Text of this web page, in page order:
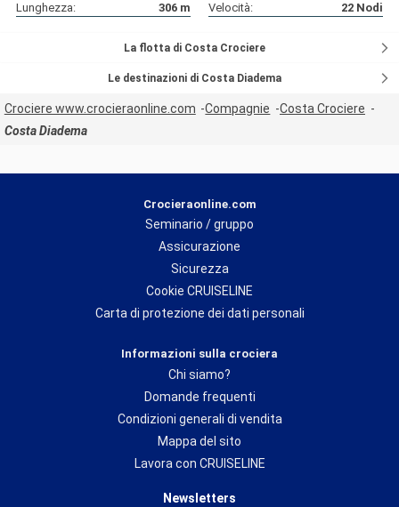
Lunghezza:
306 m Velocità: 22 Nodi
La flotta di Costa Crociere
Le destinazioni di Costa Diadema
Crociere www.crocieraonline.com Compagnie
Costa Crociere
Costa Diadema
Crocieraonline.com
Seminario / gruppo
Assicurazione
Sicurezza
Cookie CRUISELINE
Carta di protezione dei dati personali
Informazioni sulla crociera
Chi siamo?
Domande frequenti
Condizioni generali di vendita
Mappa del sito
Lavora con CRUISELINE
Newsletters